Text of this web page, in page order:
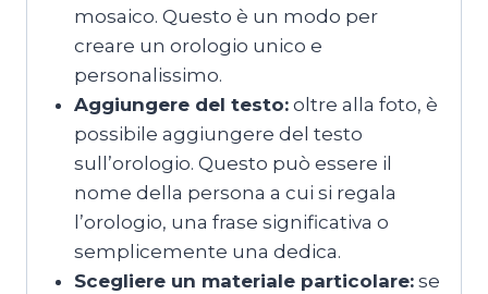
mosaico. Questo è un modo per
creare un orologio unico e
personalissimo.
Aggiungere del testo:oltre alla foto, è
possibile aggiungere del testo
sull’orologio. Questo può essere il
nome della persona a cui si regala
l’orologio, una frase significativa o
semplicemente una dedica.
Scegliere un materiale particolare:se